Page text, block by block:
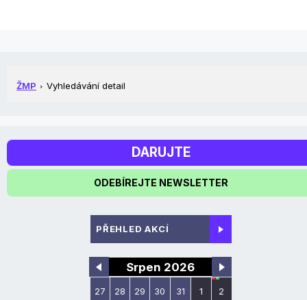
ŽMP Vyhledávání detail
DARUJTE
ODEBÍREJTE NEWSLETTER
PŘEHLED AKCÍ
Srpen 2026
27 28 29 30 31 1 2